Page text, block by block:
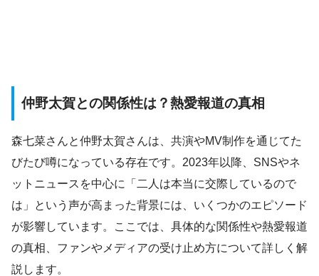
仲野太賀との関係性は？熱愛報道の真相
森七菜さんと仲野太賀さんは、共演やMV制作を通じてた
びたび噂になっている存在です。2023年以降、SNSやネ
ットニュースを中心に「二人は本当に交際しているので
は」という声が高まった背景には、いくつかのエピソード
が影響しています。ここでは、具体的な関係性や熱愛報道
の真相、ファンやメディアの受け止め方について詳しく解
説します。